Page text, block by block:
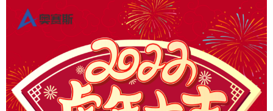
新闻动态
荣誉资质
合作伙伴
联系我们